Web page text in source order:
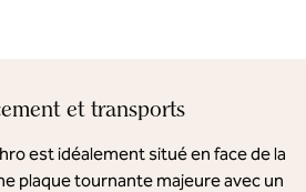
et transports
est idéalement situé en face de la
plaque tournante majeure avec un